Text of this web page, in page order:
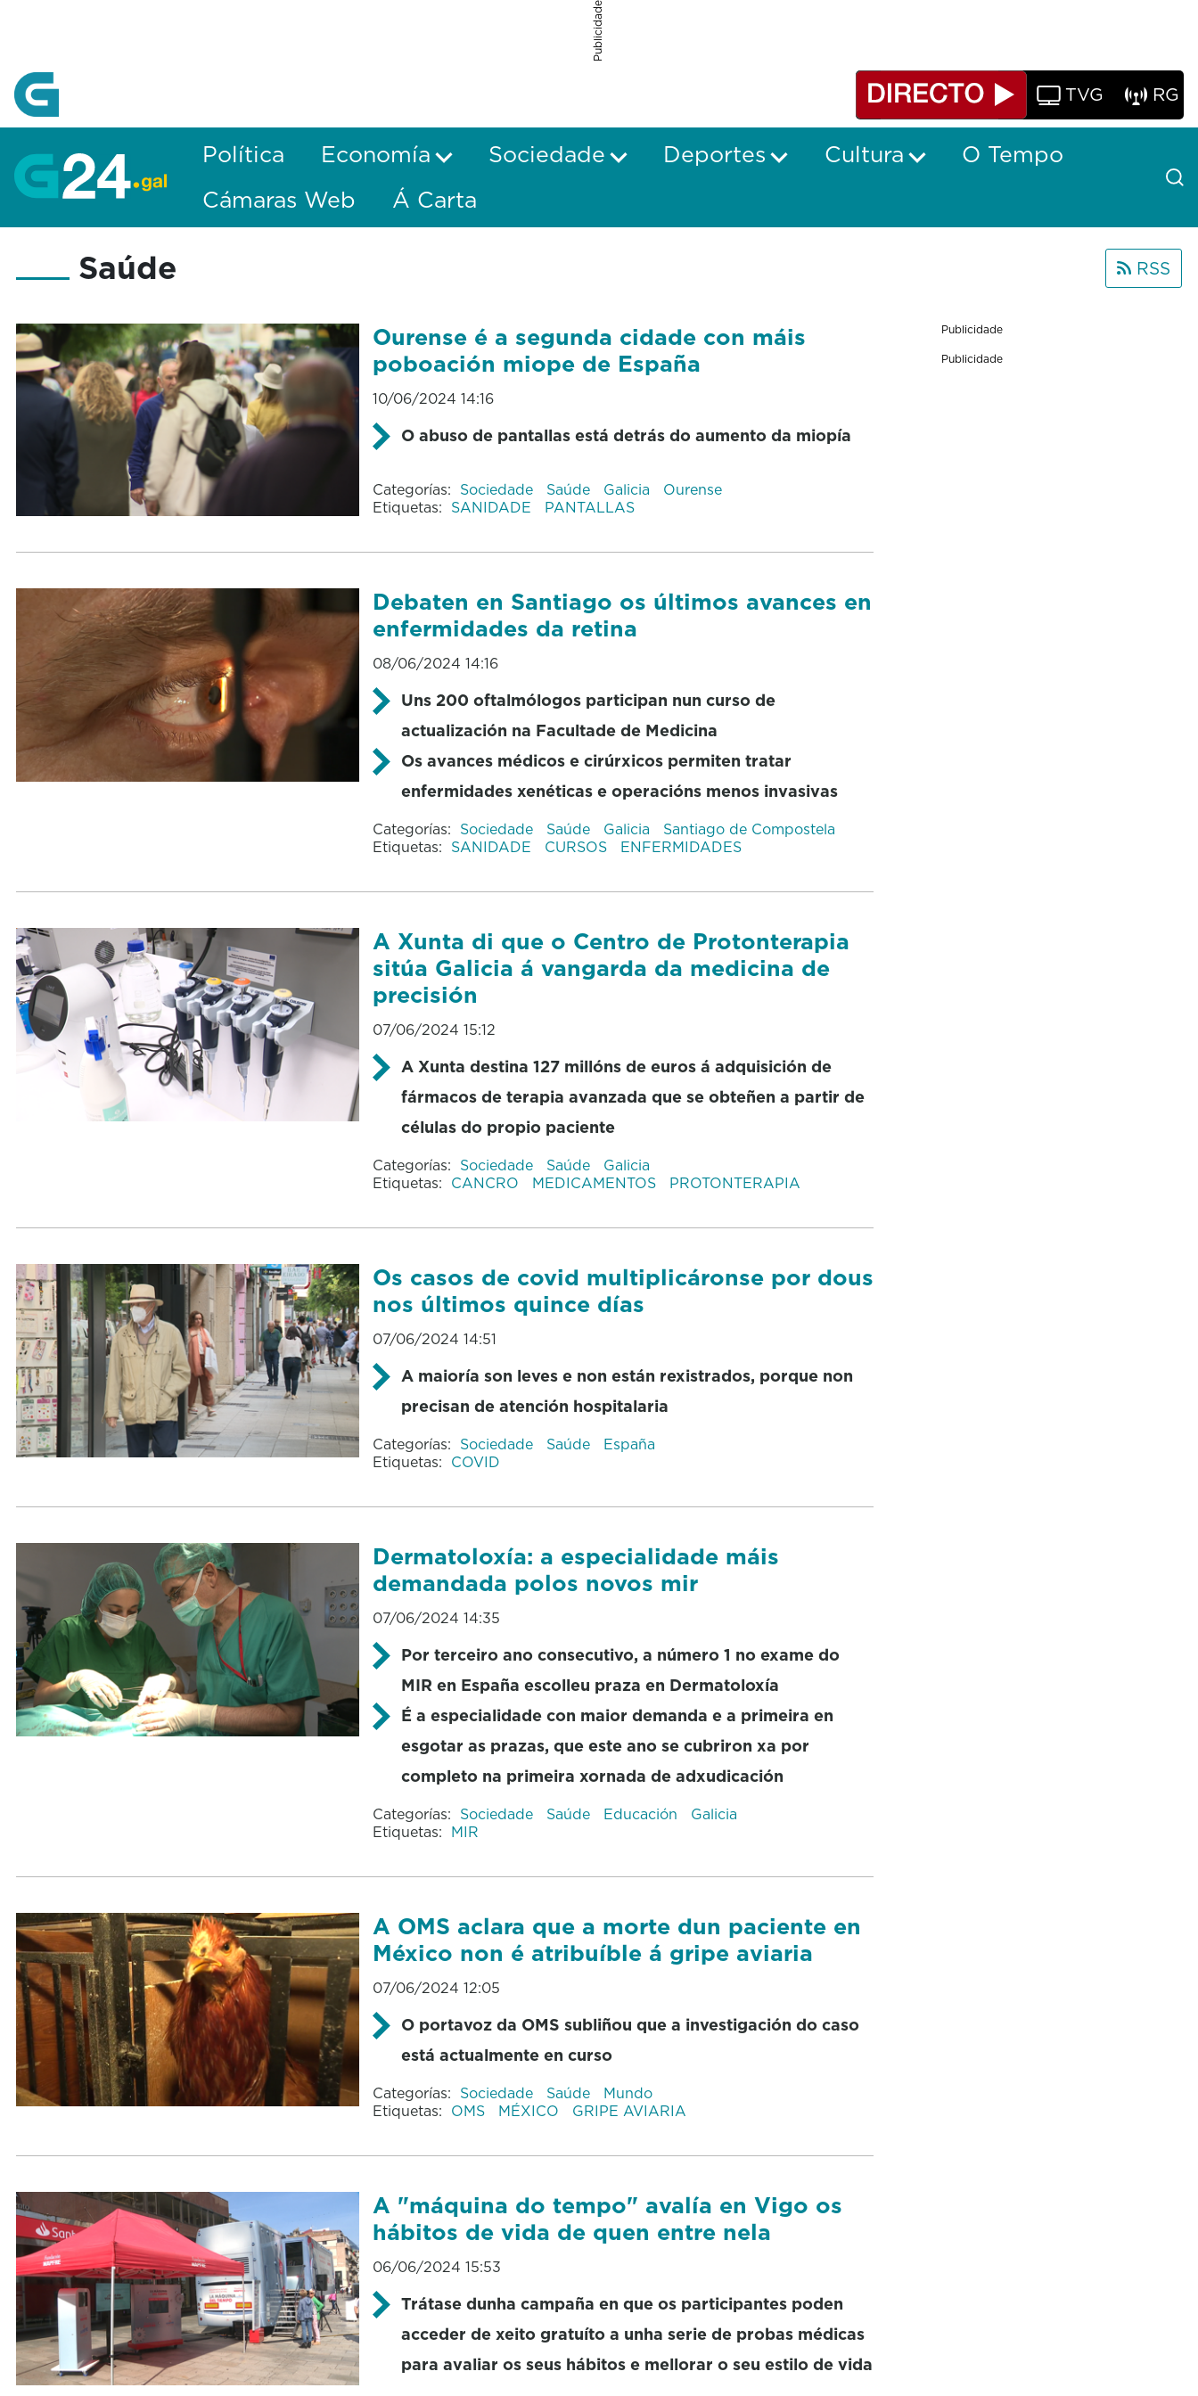
Publicidade
TVG RG
Política Economía Sociedade Deportes Cultura
O Tempo
Cámaras Web
Á Carta
Saúde RSS
Ourense é a segunda cidade con máis
poboación miope de España
10/06/2024 14:16
O abuso de pantallas está detrás do aumento da miopía
Categorías: Sociedade Saúde Galicia
Ourense
Etiquetas: SANIDADE PANTALLAS
Debaten en Santiago os últimos avances en
enfermidades da retina
08/06/2024 14:16
Uns 200 oftalmólogos participan nun curso de
actualización na Facultade de Medicina
Os avances médicos e cirúrxicos permiten tratar
enfermidades xenéticas e operacións menos invasivas
Categorías: Sociedade Saúde Galicia
Santiago de Compostela
Etiquetas: SANIDADE CURSOS ENFERMIDADES
A Xunta di que o Centro de Protonterapia
sitúa Galicia á vangarda da medicina de
precisión
07/06/2024 15:12
A Xunta destina 127 millóns de euros á adquisición de
fármacos de terapia avanzada que se obteñen a partir de
células do propio paciente
Categorías: Sociedade Saúde
Galicia
Etiquetas: CANCRO MEDICAMENTOS PROTONTERAPIA
Os casos de covid multiplicáronse por dous
nos últimos quince días
07/06/2024 14:51
A maioría son leves e non están rexistrados, porque non
precisan de atención hospitalaria
Categorías: Sociedade Saúde
España
Etiquetas: COVID
Dermatoloxía: a especialidade máis
demandada polos novos mir
07/06/2024 14:35
Por terceiro ano consecutivo, a número 1 no exame do
MIR en España escolleu praza en Dermatoloxía
É a especialidade con maior demanda e a primeira en
esgotar as prazas, que este ano se cubriron xa por
completo na primeira xornada de adxudicación
Categorías: Sociedade Saúde Educación
Galicia
Etiquetas: MIR
A OMS aclara que a morte dun paciente en
México non é atribuíble á gripe aviaria
07/06/2024 12:05
O portavoz da OMS subliñou que a investigación do caso
está actualmente en curso
Categorías: Sociedade Saúde
Mundo
Etiquetas: OMS MÉXICO GRIPE AVIARIA
A "máquina do tempo" avalía en Vigo os
hábitos de vida de quen entre nela
06/06/2024 15:53
Trátase dunha campaña en que os participantes poden
acceder de xeito gratuíto a unha serie de probas médicas
para avaliar os seus hábitos e mellorar o seu estilo de vida
Publicidade
Publicidade